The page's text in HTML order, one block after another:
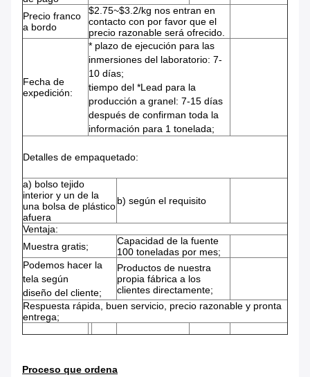
Precio franco
a bordo
$2.75~$3.2/kg nos entran en
contacto con por favor que el
precio razonable será ofrecido.
Fecha de
expedición:
* plazo de ejecución para las
inmersiones del laboratorio: 7-
10 días;
tiempo del *Lead para la
producción a granel: 7-15 días
después de confirman toda la
información para 1 tonelada;
Detalles de empaquetado:
a) bolso tejido
interior y un de la
una bolsa de plástico
afuera
b) según el requisito
Ventaja:
Muestra gratis;
Capacidad de la fuente
100 toneladas por mes;
Podemos hacer la
tela según
diseño del cliente;
Productos de nuestra
propia fábrica a los
clientes directamente;
Respuesta rápida, buen servicio, precio razonable y pronta
entrega;
Proceso que ordena